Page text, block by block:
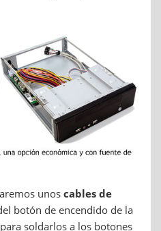
unos cables de
botón de encendido de la
soldarlos a los botones